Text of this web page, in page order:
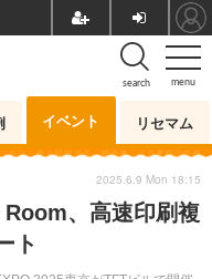
menu
search
イベント リセマム
Room、高速印刷複
ト
2025.6.9 Mon 18:15